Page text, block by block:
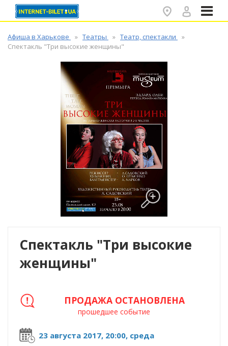
Афиша в Харькове Театры
Театр, спектакли
Спектакль "Три высокие женщины"
Спектакль "Три высокие
женщины"
23 августа 2017, 20:00, среда
ПРОДАЖА ОСТАНОВЛЕНА
прошедшее событие